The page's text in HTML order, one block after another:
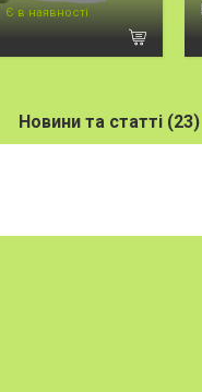
Є в наявності
Новини та статті (23)